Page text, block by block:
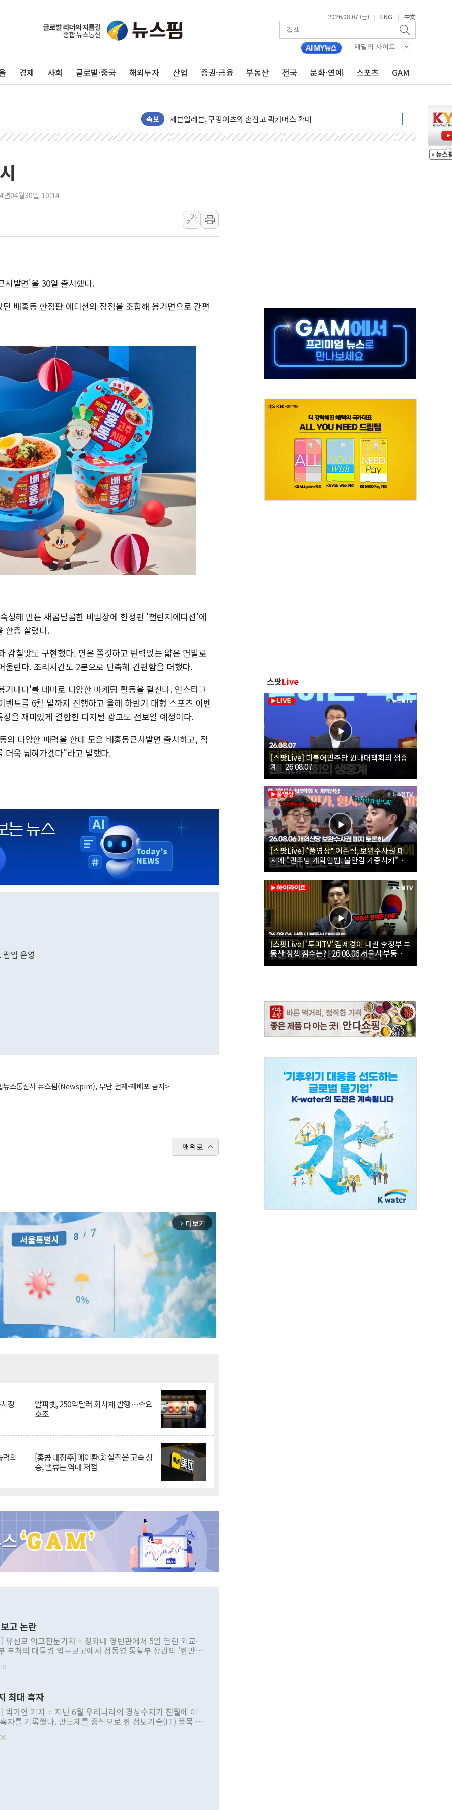
2026.08.07 (금) | ENG | 中文
패밀리 사이트
경제 사회 글로벌·중국 해외투자 산업 증권·금융 부동산 전국 문화·연예 스포츠 GAM
속보
오에스피, '세계 고양이의 날' 맞아 네이버와 대규모 프로모션
사우디 "북·남서 이란 지휘 아래 동시 공격 임박…에너지·항만 표적"
GLN인터내셔널, 방한 외국인 QR결제 서비스 확장 나선다
에스트래픽, LS 일렉트릭 철도신호 사업 인수 계약
폭염에 하루 온열질환자 208명…누적 사망자 23명·가축 83만마리 폐사
[특징주] 저가 매수 유입…프리마켓 대형주 소폭 반등
이란 협상단장, 트럼프 'TACO' 조롱 "쇼외교...더 이상 필요 없다"
네이버, AI 투자로 숨 고르기…매출 16% 늘고 영업이익은 제자리
애경산업, 서울시 취약계층 위해 53억원 상당 통큰 기부
중기부, 떡국·떡볶이떡 제조업 '생계형 적합업종' 재지정...5년 더 보호
[브라질증시] 금리 인하에도 추가 완화 불확실성에 1.2% 하락 마감
년04월30일 10:14
가
가
사발면'을 30일 출시했다.
배홍동 한정판 에디션의 장점을 조합해 용기면으로 간편
성해 만든 새콤달콤한 비빔장에 한정판 '챌린지에디션'에
한층 살렸다.
감칠맛도 구현했다. 면은 쫄깃하고 탄력있는 얇은 면발로
린다. 조리시간도 2분으로 단축해 간편함을 더했다.
내다'를 테마로 다양한 마케팅 활동을 펼친다. 인스타그
트를 6월 말까지 진행하고 올해 하반기 대형 스포츠 이벤
을 재미있게 결합한 디지털 광고도 선보일 예정이다.
다양한 매력을 한데 모은 배홍동큰사발면 출시하고, 적
더욱 넓혀가겠다"라고 말했다.
업 운영
뉴스통신사 뉴스핌(Newspim), 무단 전재-재배포 금지>
맨위로
arrow_forward_ios 더보기
장 알파벳, 250억달러 회사채 발행…수요
호조
의 [홍콩 대장주] 메이퇀② 실적은 고속 상
승, 밸류는 역대 저점
고 논란
유신모 외교전문기자 = 청와대 영빈관에서 5일 열린 외교·
부처의 대통령 업무보고에서 정동영 통일부 장관의 '한반도
부 내 조율을 거치지 않은 사안을 정책으로 추진하겠다고 공
근거한 비현실적 구상'이라는 비판을 내놨다. 그동안 정 장
관련 발언이 물의를 빚은 적은 여러 번 있지만 대통령과 유
공개적으로 부정적 입장을 표명한 것은 이례적이다. 정 장
북 접근법과 월권을 제어해야 한다는 목소리도 높아지고 있
최대 흑자
박가연 기자 = 지난 6월 우리나라의 경상수지가 전월에 이
자를 기록했다. 반도체를 중심으로 한 정보기술(IT) 품목 수
르
스팟Live
[스팟Live] 더불어민주당 원내대책회의 생중
계｜26.08.07
[스팟Live] *풀영상* 이준석, 보완수사권 폐
지에 "민주당 개악입법, 불안감 가중시켜"｜
26.08.06 개혁신당 보완수사권 폐지 토론회
[스팟Live] '투미TV' 김제경이 내린 李정부 부
동산 정책 점수는? | 26.08.06 서울시 부동산
대토론회